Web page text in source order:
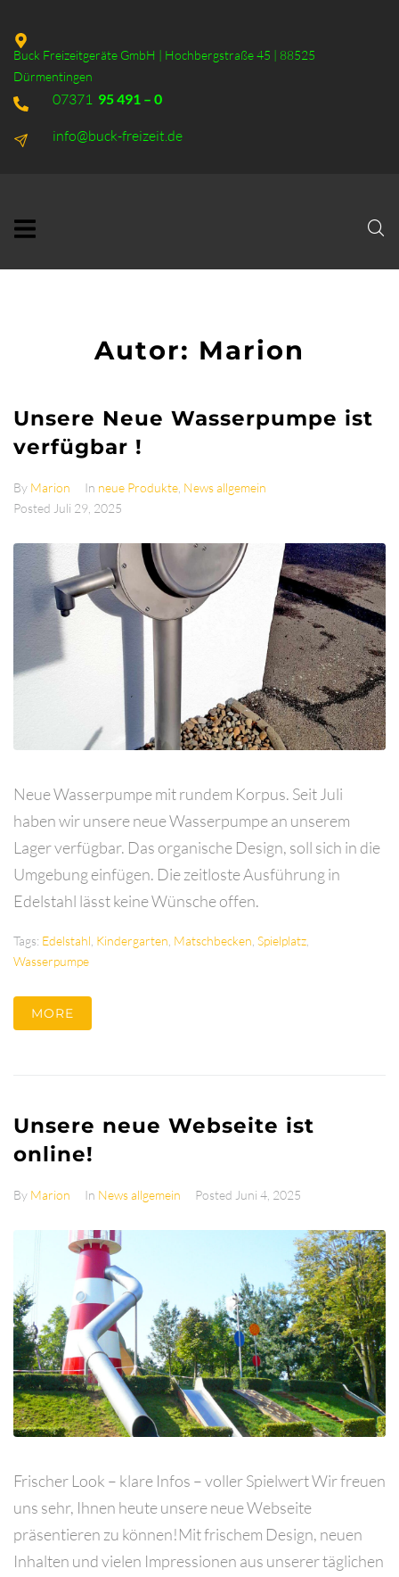
Buck Freizeitgeräte GmbH | Hochbergstraße 45 | 88525
Dürmentingen
07371 95 491 – 0
info@buck-freizeit.de
Autor: Marion
Unsere Neue Wasserpumpe ist
verfügbar !
By Marion In neue Produkte News allgemein
Posted Juli 29, 2025
Neue Wasserpumpe mit rundem Korpus. Seit Juli
haben wir unsere neue Wasserpumpe an unserem
Lager verfügbar. Das organische Design, soll sich in die
Umgebung einfügen. Die zeitloste Ausführung in
Edelstahl lässt keine Wünsche offen.
Tags: Edelstahl Kindergarten Matschbecken Spielplatz
Wasserpumpe
MORE
Unsere neue Webseite ist
online!
By Marion In News allgemein Posted Juni 4, 2025
Frischer Look – klare Infos – voller Spielwert Wir freuen
uns sehr, Ihnen heute unsere neue Webseite
präsentieren zu können!Mit frischem Design, neuen
Inhalten und vielen Impressionen aus unserer täglichen